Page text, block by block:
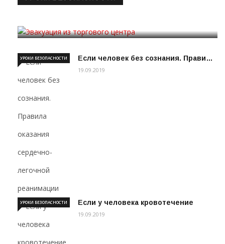
Если человек без сознания. Прави…
УРОКИ БЕЗОПАСНОСТИ
19.09.2019
Если у человека кровотечение
УРОКИ БЕЗОПАСНОСТИ
19.09.2019